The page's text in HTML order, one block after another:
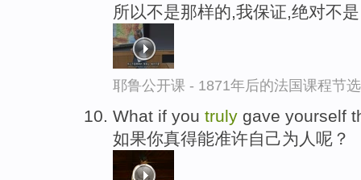
所以不是那样的,我保证,绝对不是
耶鲁公开课 - 1871年后的法国课程节选
What if you truly gave yourself
如果你真得能准许自己为人呢？